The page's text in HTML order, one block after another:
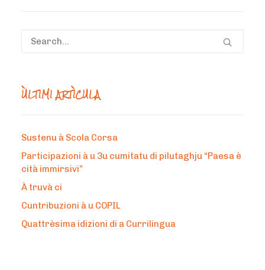
ÙLTIMI ARTÌCULA
Sustenu à Scola Corsa
Participazioni à u 3u cumitatu di pilutaghju “Paesa è
cità immirsivi”
À truvà ci
Cuntribuzioni à u COPIL
Quattrèsima idizioni di a Currilingua